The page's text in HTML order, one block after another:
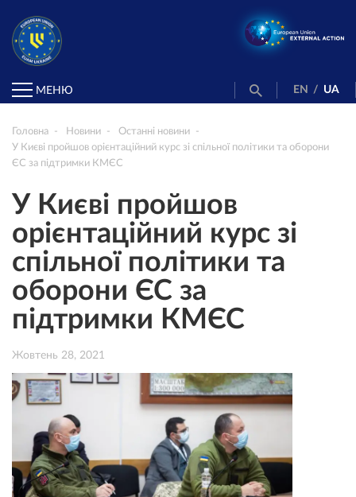
МЕНЮ EN / UA
Головна Новини
Останні новини
У Києві пройшов орієнтаційний курс зі спільної політики та оборони
ЄС за підтримки КМЄС
У Києві пройшов
орієнтаційний курс зі
спільної політики та
оборони ЄС за
підтримки КМЄС
Жовтень 28, 2021